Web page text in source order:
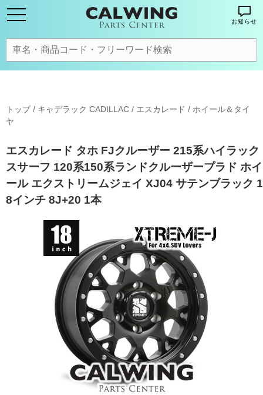
お知らせ
トップ/ キャデラック CADILLAC / エスカレード / ホイール＆タイ
ヤ
エスカレード タホ FJクルーザー 215系ハイラック
スサーフ 120系150系ランドクルーザープラド ホイ
ール エクストリームジェイ XJ04 サテンブラック 1
8インチ 8J+20 1本